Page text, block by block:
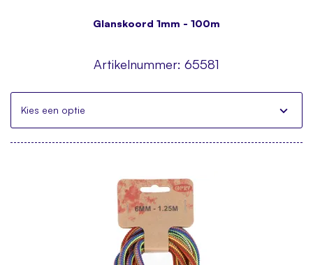
Glanskoord 1mm - 100m
Artikelnummer: 65581
Kies een optie